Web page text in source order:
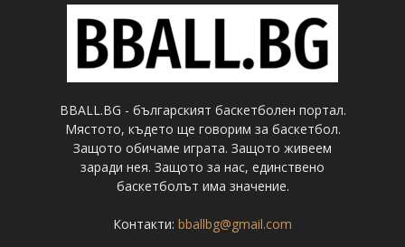
BBALL.BG - българският баскетболен портал.
Мястото, където ще говорим за баскетбол.
Защото обичаме играта. Защото живеем
заради нея. Защото за нас, единствено
баскетболът има значение.
Контакти: bballbg@gmail.com